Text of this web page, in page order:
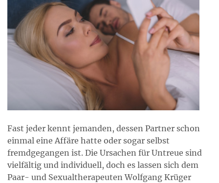
Fast jeder kennt jemanden, dessen Partner schon
einmal eine Affäre hatte oder sogar selbst
fremdgegangen ist. Die Ursachen für Untreue sind
vielfältig und individuell, doch es lassen sich dem
Paar- und Sexualtherapeuten Wolfgang Krüger